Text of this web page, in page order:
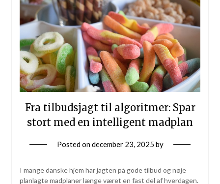
Fra tilbudsjagt til algoritmer: Spar
stort med en intelligent madplan
Posted ondecember 23, 2025 by
I mange danske hjem har jagten på gode tilbud og nøje
planlagte madplaner længe været en fast del af hverdagen.